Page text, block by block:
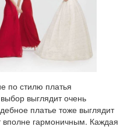
по стилю платья
выглядит очень
платье тоже выглядит
вполне гармоничным. Каждая